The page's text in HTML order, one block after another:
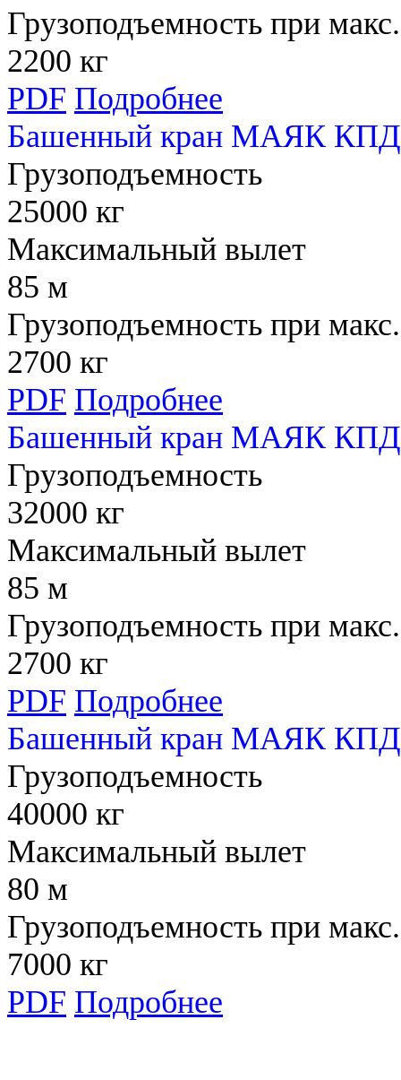
Грузоподъемность при
2200 кг
PDF Подробнее
Башенный кран МАЯК КПД
Грузоподъемность
25000 кг
Максимальный вылет
85 м
Грузоподъемность при
2700 кг
PDF Подробнее
Башенный кран МАЯК КПД
Грузоподъемность
32000 кг
Максимальный вылет
85 м
Грузоподъемность при
2700 кг
PDF Подробнее
Башенный кран МАЯК КПД
Грузоподъемность
40000 кг
Максимальный вылет
80 м
Грузоподъемность при
7000 кг
PDF Подробнее